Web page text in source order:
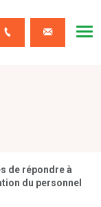
Contact
de répondre à
du personnel